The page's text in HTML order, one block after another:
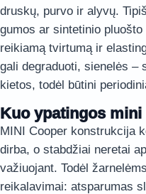
druskų, purvo ir alyvų.
gumos ar sintetinio
reikiamą tvirtumą ir
gali degraduoti, sienelės –
kietos, todėl būtini
Kuo ypatingos
MINI Cooper konstrukcija
dirba, o stabdžiai neretai
važiuojant. Todėl
reikalavimai: atsparumas